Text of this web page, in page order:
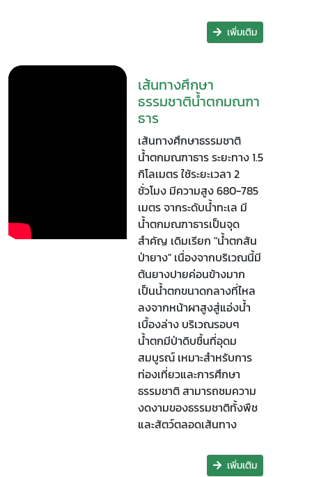
เพิ่มเติม
เส้นทางศึกษา
ธรรมชาติน้ำตกมณฑา
ธาร
เส้นทางศึกษาธรรมชาติ
น้ำตกมณฑาธาร ระยะทาง 1.5
กิโลเมตร ใช้ระยะเวลา 2
ชั่วโมง มีความสูง 680-785
เมตร จากระดับน้ำทะเล มี
น้ำตกมณฑาธารเป็นจุด
สำคัญ เดิมเรียก "น้ำตกสัน
ป่ายาง" เนื่องจากบริเวณนี้มี
ต้นยางปายค่อนข้างมาก
เป็นน้ำตกขนาดกลางที่ไหล
ลงจากหน้าผาสูงสู่แอ่งน้ำ
เบื้องล่าง บริเวณรอบๆ
น้ำตกมีป่าดิบชื้นที่อุดม
สมบูรณ์ เหมาะสำหรับการ
ท่องเที่ยวและการศึกษา
ธรรมชาติ สามารถชมความ
งดงามของธรรมชาติทั้งพืช
และสัตว์ตลอดเส้นทาง
เพิ่มเติม